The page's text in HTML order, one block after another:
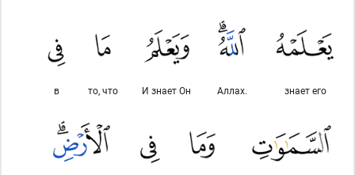
знает его
Аллах.
И знает Он
то, что
в